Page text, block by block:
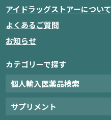
アイドラッグストアーについて
よくあるご質問
お知らせ
カテゴリーで探す
個人輸入医薬品検索
サプリメント